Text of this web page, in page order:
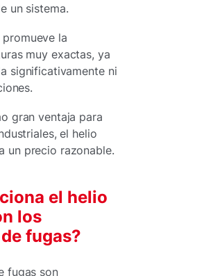
un sistema.
la
muy exactas, ya
significativamente ni
gran ventaja para
el helio
un precio razonable.
el helio
los
fugas?
fugas son